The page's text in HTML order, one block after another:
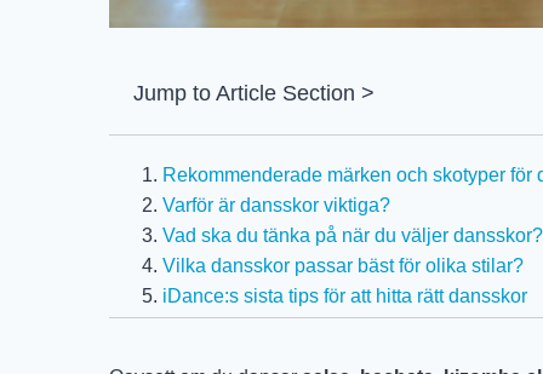
Jump to Article Section >
Rekommenderade märken och skotyper för
Varför är dansskor viktiga?
Vad ska du tänka på när du väljer dansskor?
Vilka dansskor passar bäst för olika stilar?
iDance:s sista tips för att hitta rätt dansskor